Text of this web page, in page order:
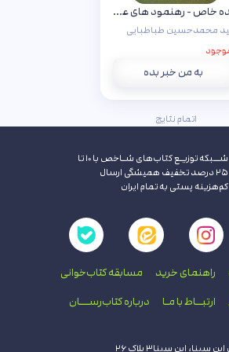
بنده خاص - رهنمود های علامه طباطبایی
محمدحسین طباطبایی
به من خبر بده
اتمام نتایج
شــبکه توزیـع کتاب‌های شـاخص با ۱۰ تا
۲۵ درصد تخفیف همیشگی ارسال
کم‌هزینه پستی به تمام ایران
راهنمای‌ خرید مسابقه کتاب‌خوانی
ارتبــاط با‌ مـا درباره کتاب‌رســـان
ابن سینا۳ پلاک ۲۶